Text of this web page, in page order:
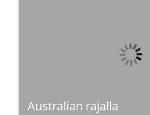
Australian rajalla